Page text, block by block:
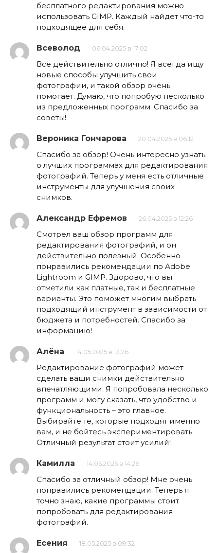
бесплатного редактирования можно
использовать GIMP. Каждый найдет что-то
подходящее для себя.
Всеволод 06.04.2025 в 17:02
Все действительно отлично! Я всегда ищу
новые способы улучшить свои
фотографии, и такой обзор очень
помогает. Думаю, что попробую несколько
из предложенных программ. Спасибо за
советы!
Вероника Гончарова 20.04.2025 в 06:12
Спасибо за обзор! Очень интересно узнать
о лучших программах для редактирования
фотографий. Теперь у меня есть отличные
инструменты для улучшения своих
снимков.
Александр Ефремов 26.04.2025 в 12:26
Смотрел ваш обзор программ для
редактирования фотографий, и он
действительно полезный. Особенно
понравились рекомендации по Adobe
Lightroom и GIMP. Здорово, что вы
отметили как платные, так и бесплатные
варианты. Это поможет многим выбрать
подходящий инструмент в зависимости от
бюджета и потребностей. Спасибо за
информацию!
Алёна 14.05.2025 в 13:26
Редактирование фотографий может
сделать ваши снимки действительно
впечатляющими. Я попробовала несколько
программ и могу сказать, что удобство и
функциональность – это главное.
Выбирайте те, которые подходят именно
вам, и не бойтесь экспериментировать.
Отличный результат стоит усилий!
Камилла 14.05.2025 в 14:26
Спасибо за отличный обзор! Мне очень
понравились рекомендации. Теперь я
точно знаю, какие программы стоит
попробовать для редактирования
фотографий.
Есения 18.05.2025 в 09:32